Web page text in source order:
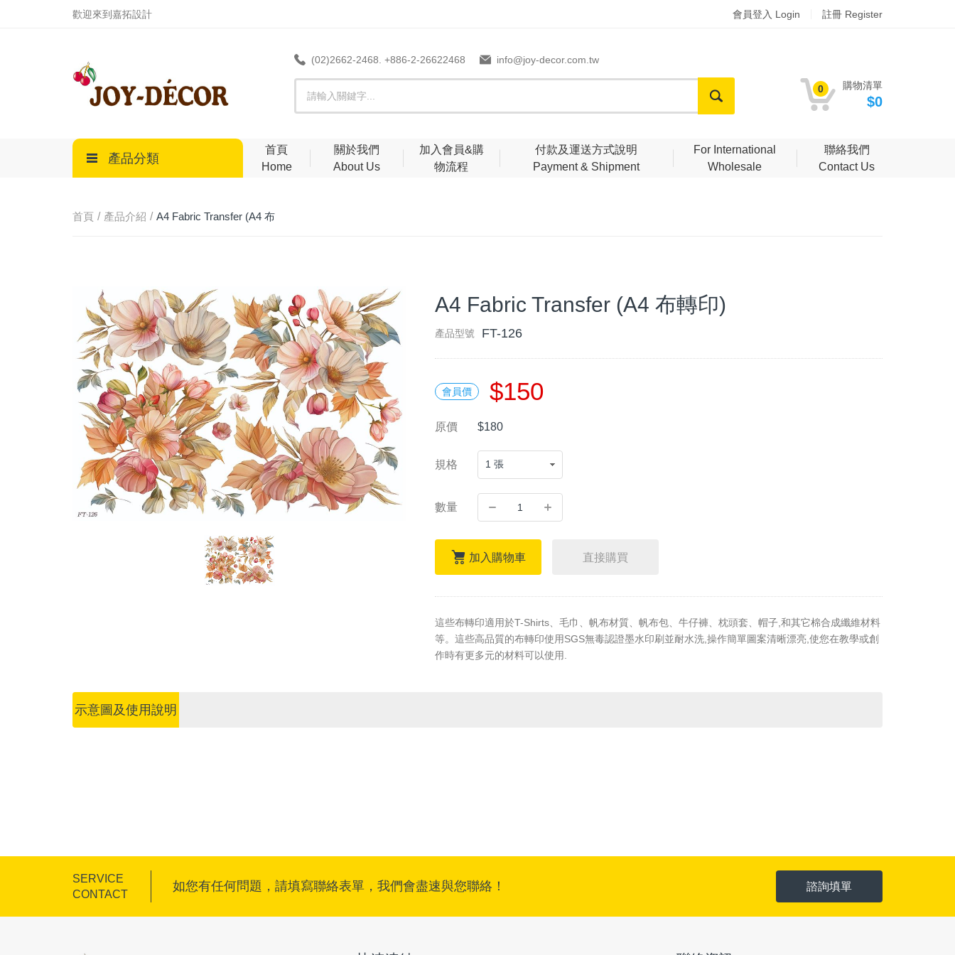
歡迎來到嘉拓設計 會員登入 Login 註冊 Register
(02)2662-2468. +886-2-26622468 info@joy-decor.com.tw
0 購物清單
$0
產品分類
首頁
Home
關於我們
About Us
加入會員&購
物流程
付款及運送方式說明
Payment & Shipment
For International
Wholesale
聯絡我們
Contact Us
首頁 產品介紹
A4 Fabric Transfer (A4 布
A4 Fabric Transfer (A4 布轉印)
產品型號 FT-126
會員價 $150
原價 $180
規格
數量
加入購物車 直接購買
這些布轉印適用於T-Shirts、毛巾、帆布材質、帆布包、牛仔褲、枕頭套、帽子,和其它棉合成纖維材料
等。這些高品質的布轉印使用SGS無毒認證墨水印刷並耐水洗,操作簡單圖案清晰漂亮,使您在教學或創
作時有更多元的材料可以使用.
示意圖及使用說明
SERVICE
CONTACT
如您有任何問題，請填寫聯絡表單，我們會盡速與您聯絡！ 諮詢填單